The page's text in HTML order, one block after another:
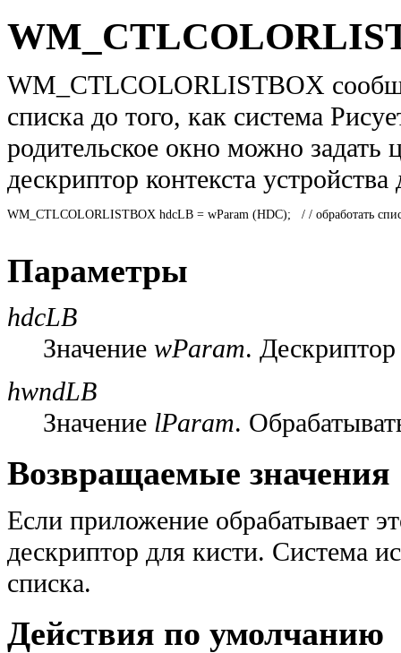
WM_CTLCOLORLISTBOX
списка до того, как система
родительское окно можно задать
дескриптор контекста
WM_CTLCOLORLISTBOX hdcLB = wParam (HDC);   / / обработать
Параметры
hdcLB
Значение wParam. Дескриптор
hwndLB
Значение lParam.
Возвращаемые значения
Если приложение обрабатывает
дескриптор для кисти. Система
списка.
Действия по умолчанию